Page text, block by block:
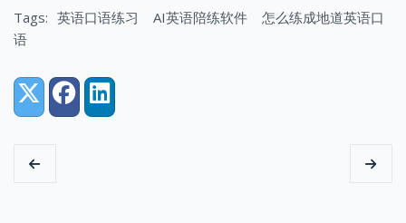
Tags: 英语口语练习 AI英语陪练软件
怎么练成地道英语口
语
Share:
X (Twitter)
FacebookLinkedIn